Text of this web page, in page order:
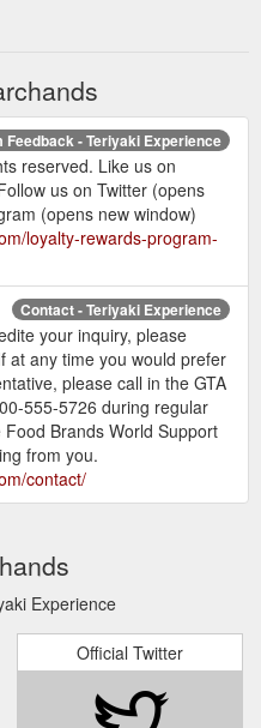
- Teriyaki Experience
reserved. Like us on
us on Twitter (opens
(opens new window)
loyalty-rewards-program-
Contact - Teriyaki Experience
your inquiry, please
at any time you would prefer
please call in the GTA
555-5726 during regular
Brands World Support
from you.
contact/
Experience
Official Twitter